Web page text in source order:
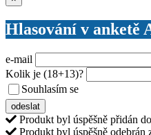
Hlasování v anketě
e-mail
Kolik je (18+13)?
Souhlasím se
odeslat
Produkt byl úspěšně přidán
Produkt byl úspěšně odebrán